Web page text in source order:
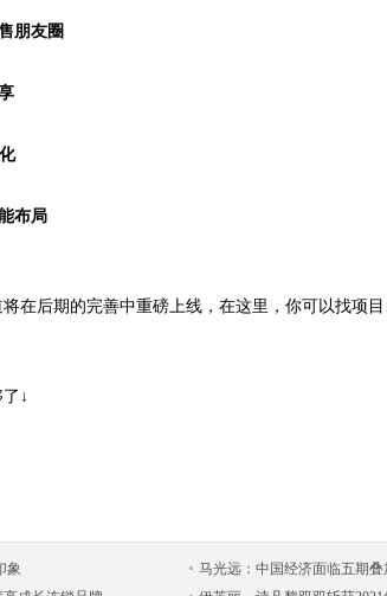
朋友圈
布局
在后期的完善中重磅上线，在这里，你可以找项
↓
象
马光远：中国经济面临五期